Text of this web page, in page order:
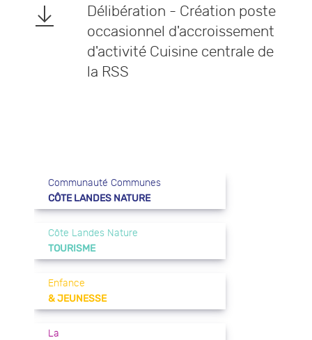
Délibération - Création poste
occasionnel d'accroissement
d'activité Cuisine centrale de
la RSS
Communauté Communes
CÔTE LANDES NATURE
Côte Landes Nature
TOURISME
Enfance
& JEUNESSE
La